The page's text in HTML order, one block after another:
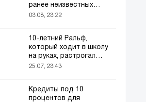
ранее неизвестных
предков
03.08, 23:22
10-летний Ральф,
который ходит в школу
на руках, растрогал
пользователей соцсетей
25.07, 23:43
Кредиты под 10
процентов для